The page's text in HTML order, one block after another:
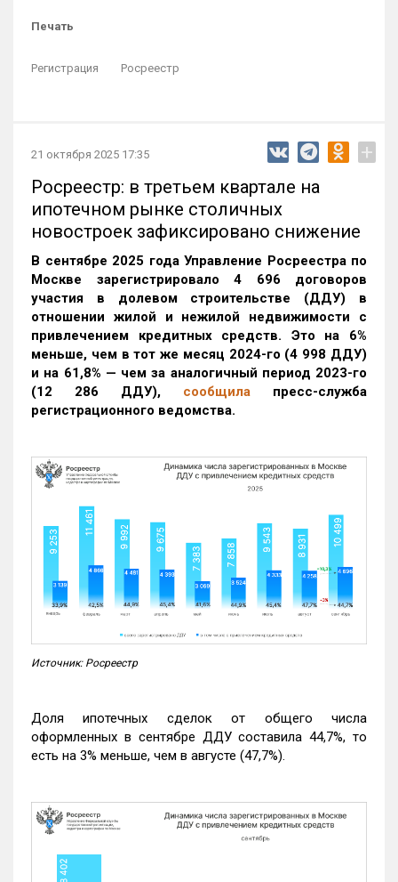
Печать
Регистрация Росреестр
21 октября 2025 17:35 +
Росреестр: в третьем квартале на
ипотечном рынке столичных
новостроек зафиксировано снижение
В сентябре 2025 года Управление Росреестра по
Москве зарегистрировало 4 696 договоров
участия в долевом строительстве (ДДУ) в
отношении жилой и нежилой недвижимости с
привлечением кредитных средств. Это на 6%
меньше, чем в тот же месяц 2024-го (4 998 ДДУ)
и на 61,8% — чем за аналогичный период 2023-го
(12 286 ДДУ), сообщила пресс-служба
регистрационного ведомства.
Источник: Росреестр
Доля ипотечных сделок от общего числа
оформленных в сентябре ДДУ составила 44,7%, то
есть на 3% меньше, чем в августе (47,7%).